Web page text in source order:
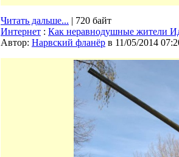
Читать дальше... | 720 байт
Интернет : Как неравнодушные жители
Автор: Нарвский фланёр в 11/05/2014